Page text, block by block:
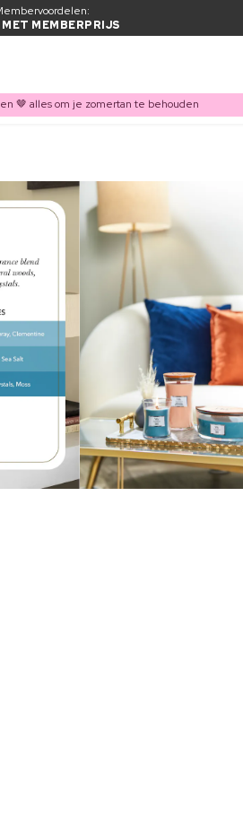
MET MEMBERPRIJS
🤎 alles om je zomertan te behouden